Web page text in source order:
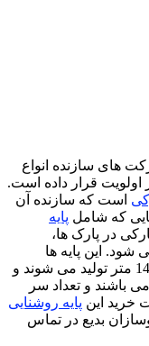
های سازنده انواع
اولویت قرار داده است.
است که سازنده آن
که شامل پایه
در پارک ها،
شود. این پایه ها
پوشش گالوانیزه گرم دارند و در ارتفاع 3 تا 14 متر تولید می شوند و
باشند و تعداد سر
خرید این پایه روشنایی
بدیع در تماس